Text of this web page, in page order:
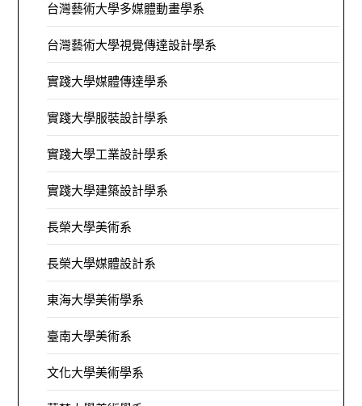
台灣藝術大學多媒體動畫學系
台灣藝術大學視覺傳達設計學系
實踐大學媒體傳達學系
實踐大學服裝設計學系
實踐大學工業設計學系
實踐大學建築設計學系
長榮大學美術系
長榮大學媒體設計系
東海大學美術學系
臺南大學美術系
文化大學美術學系